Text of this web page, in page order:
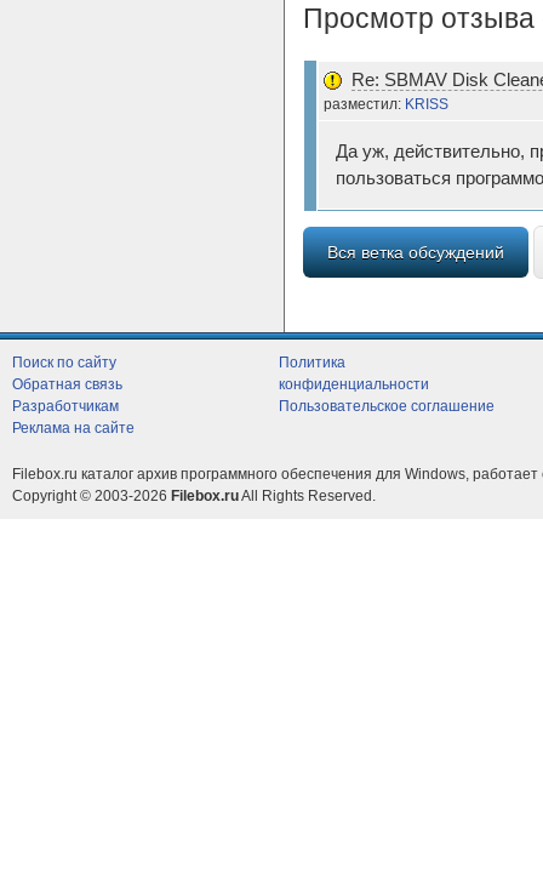
Просмотр отзыва
Re: SBMAV Disk
разместил: KRISS
Да уж, действительно,
пользоваться
Вся ветка обсуждений
Поиск по сайту
Обратная связь
Разработчикам
Реклама на сайте
Политика
конфиденциальности
Пользовательское соглашение
Filebox.ru каталог архив программного обеспечения для Windows, работает
Copyright © 2003-2026 Filebox.ruAll Rights Reserved.